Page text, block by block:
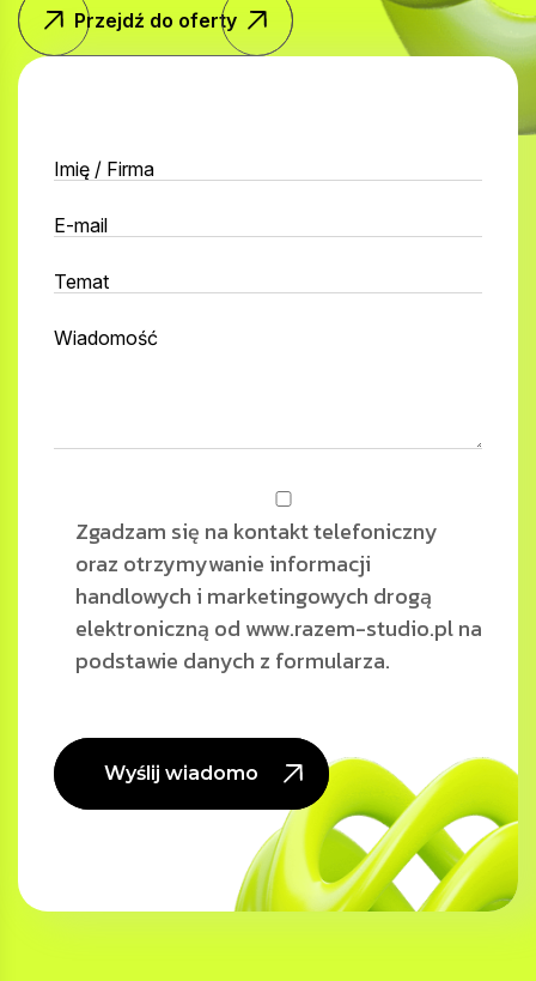
Przejdź do oferty
Zgadzam się na kontakt telefoniczny
oraz otrzymywanie informacji
handlowych i marketingowych drogą
elektroniczną od www.razem-studio.pl na
podstawie danych z formularza.
Wyślij wiadomość